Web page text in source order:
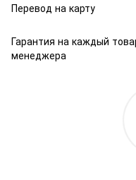
Перевод на карту
Гарантия на каждый
менеджера